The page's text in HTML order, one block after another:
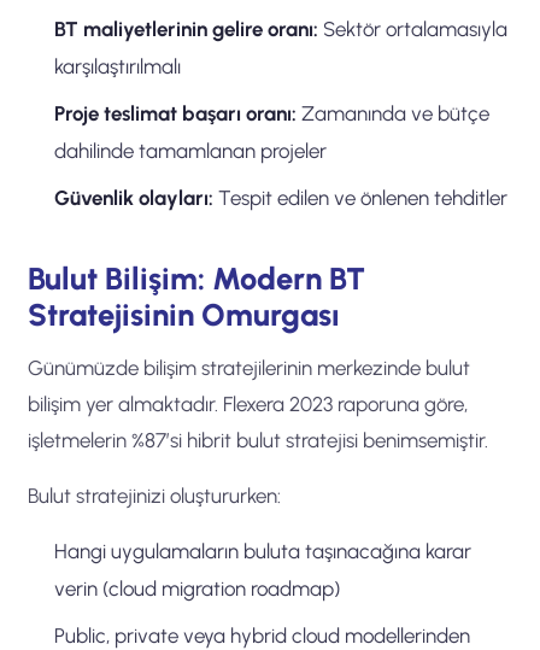
BT maliyetlerinin gelire oranı: Sektör ortalamasıyla
karşılaştırılmalı
Proje teslimat başarı oranı: Zamanında ve bütçe
dahilinde tamamlanan projeler
Güvenlik olayları: Tespit edilen ve önlenen tehditler
Bulut Bilişim: Modern BT
Stratejisinin Omurgası
Günümüzde bilişim stratejilerinin merkezinde bulut
bilişim yer almaktadır. Flexera 2023 raporuna göre,
işletmelerin %87’si hibrit bulut stratejisi benimsemiştir.
Bulut stratejinizi oluştururken:
Hangi uygulamaların buluta taşınacağına karar
verin (cloud migration roadmap)
Public, private veya hybrid cloud modellerinden